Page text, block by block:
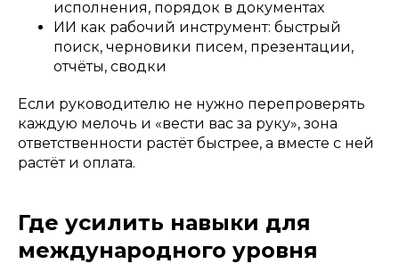
исполнения, порядок в документах
ИИ как рабочий инструмент: быстрый
поиск, черновики писем, презентации,
отчёты, сводки
Если руководителю не нужно перепроверять
каждую мелочь и «вести вас за руку», зона
ответственности растёт быстрее, а вместе с ней
растёт и оплата.
Где усилить навыки для
международного уровня